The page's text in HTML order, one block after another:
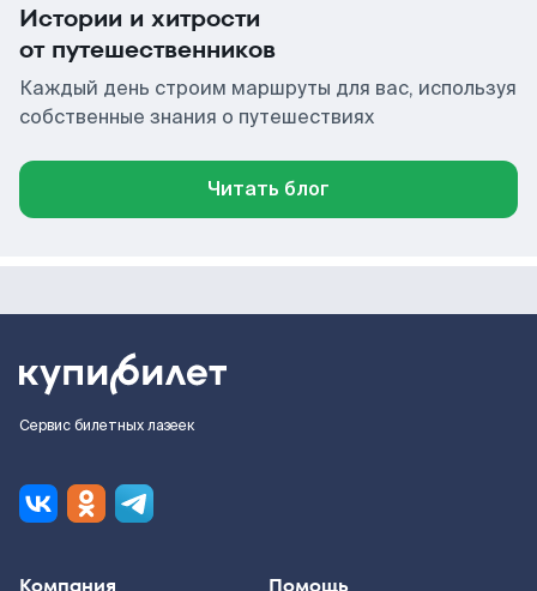
Истории и хитрости
от путешественников
Каждый день строим маршруты для вас, используя
собственные знания о путешествиях
Читать блог
Сервис билетных лазеек